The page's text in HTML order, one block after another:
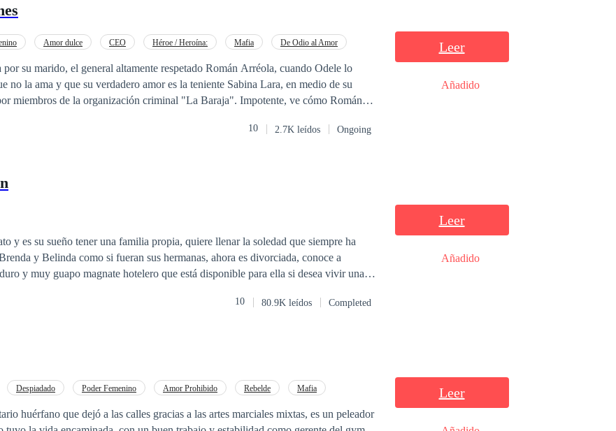
Amor dulce CEO Héroe / Heroína: Mafia
De Odio al Amor
su marido, el general altamente respetado Román Arréola, cuando Odele lo
no la ama y que su verdadero amor es la teniente Sabina Lara, en medio de su
de la organización criminal "La Baraja". Impotente, ve cómo Román
más. Más tarde, Odele despierta en un basurero en otro
10 2.7K leídos Ongoing
Leer
Añadido
y es su sueño tener una familia propia, quiere llenar la soledad que siempre ha
y Belinda como si fueran sus hermanas, ahora es divorciada, conoce a
y muy guapo magnate hotelero que está disponible para ella si desea vivir una
podrá resistirse a entregarse a la aventura. ¿Qué hará Elena al estar entre estos
10 80.9K leídos Completed
Leer
Añadido
Despiadado Poder Femenino Amor Prohibido Rebelde
Mafia
huérfano que dejó a las calles gracias a las artes marciales mixtas, es un peleador
Leer